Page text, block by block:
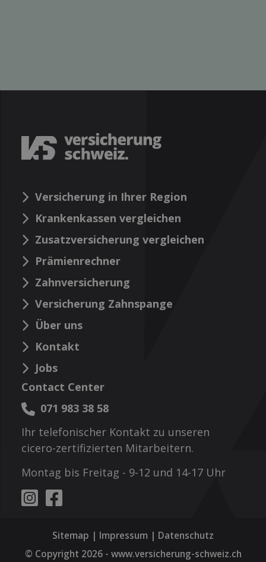
Versicherung in Ihrer Region
Krankenkassen vergleichen
Zusatzversicherung vergleichen
Prämienrechner
Zahnversicherung
Versicherung Zahnspange
Über uns
Kontakt
Jobs
Contact Center
071 983 38 58
Ihr telefonischer Kontakt zu unseren
cicero-zertifizierten Mitarbeitern.
Montag bis Freitag - 9-12 und 14-17 Uhr
Sitemap | Impressum | Datenschutz
© Copyright 2026 - www.versicherung-schweiz.ch